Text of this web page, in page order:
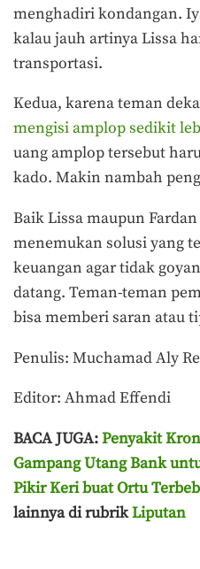
menghadiri kondangan.
kalau jauh artinya Lissa
transportasi.
Kedua, karena teman
mengisi amplop sedikit
uang amplop tersebut
kado. Makin nambah
Baik Lissa maupun
menemukan solusi yang
keuangan agar tidak
datang. Teman-teman
bisa memberi saran atau
Penulis: Muchamad Aly
Editor: Ahmad Effendi
BACA JUGA:Penyakit
Gampang Utang Bank
Pikir Keri buat Ortu
lainnya di rubrikLiputan